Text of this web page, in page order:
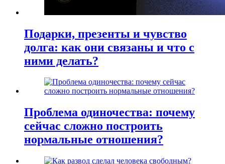
Подарки, презенты и чувство
долга: как они связаны и что с
ними делать?
Проблема одиночества: почему
сейчас сложно построить
нормальные отношения?